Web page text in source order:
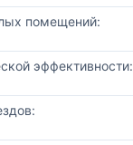
помещений:
эффективности: